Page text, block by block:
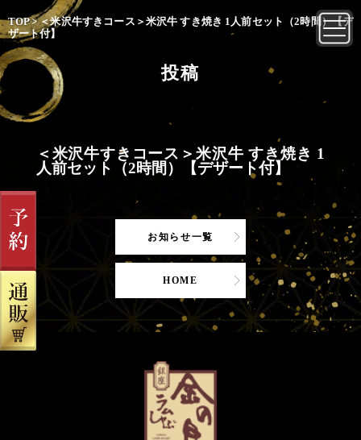
TOP>＜米沢牛すきコース＞米沢牛 すき焼き 1人前セット（2時間）【デ
ザート付】
投稿
＜米沢牛すきコース＞米沢牛 すき焼き 1
人前セット（2時間）【デザート付】
お知らせ一覧
HOME